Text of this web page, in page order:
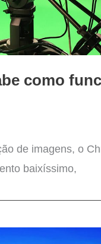
como
de imagens, o
baixíssimo,